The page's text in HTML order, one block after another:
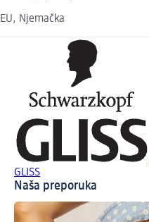
EU, Njemačka
GLISS
Naša preporuka